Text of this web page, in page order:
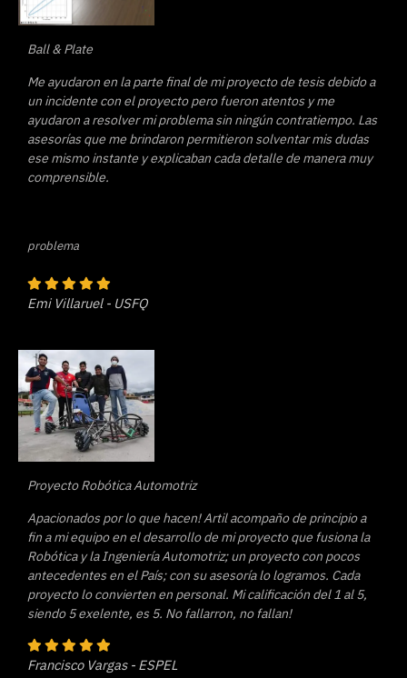
Ball & Plate
Me ayudaron en la parte final de mi proyecto de tesis debido a
un incidente con el proyecto pero fueron atentos y me
ayudaron a resolver mi problema sin ningún contratiempo. Las
asesorías que me brindaron permitieron solventar mis dudas
ese mismo instante y explicaban cada detalle de manera muy
comprensible.
problema
Emi Villaruel - USFQ
Proyecto Robótica Automotriz
Apacionados por lo que hacen! Artil acompaño de principio a
fin a mi equipo en el desarrollo de mi proyecto que fusiona la
Robótica y la Ingeniería Automotriz; un proyecto con pocos
antecedentes en el País; con su asesoría lo logramos. Cada
proyecto lo convierten en personal. Mi calificación del 1 al 5,
siendo 5 exelente, es 5. No fallarron, no fallan!
Francisco Vargas - ESPEL